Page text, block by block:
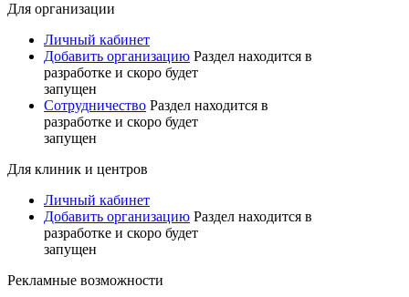
Для организации
Личный кабинет
Добавить организацию Раздел находится в
разработке и скоро будет
запущен
Сотрудничество Раздел находится в
разработке и скоро будет
запущен
Для клиник и центров
Личный кабинет
Добавить организацию Раздел находится в
разработке и скоро будет
запущен
Рекламные возможности